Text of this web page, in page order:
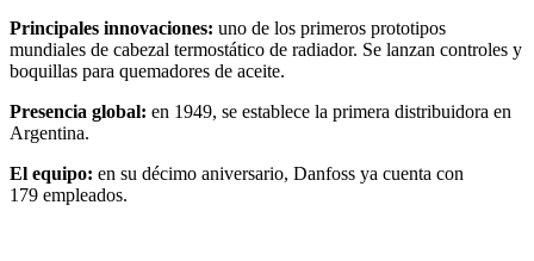
Principales innovaciones: uno de los primeros prototipos
mundiales de cabezal termostático de radiador. Se lanzan controles y
boquillas para quemadores de aceite.
Presencia global: en 1949, se establece la primera distribuidora en
Argentina.
El equipo: en su décimo aniversario, Danfoss ya cuenta con
179 empleados.